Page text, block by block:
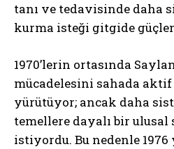
tanı ve tedavisinde daha
kurma isteği gitgide
1970’lerin ortasında
mücadelesini sahada
yürütüyor; ancak daha
temellere dayalı bir
istiyordu. Bu nedenle 1976